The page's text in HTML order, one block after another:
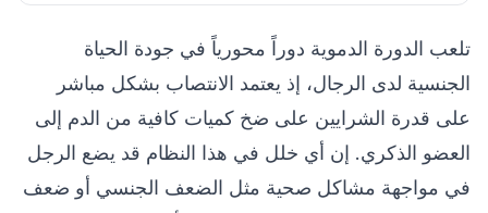
تلعب الدورة الدموية دوراً محورياً في جودة الحياة
الجنسية لدى الرجال، إذ يعتمد الانتصاب بشكل مباشر
على قدرة الشرايين على ضخ كميات كافية من الدم إلى
العضو الذكري. إن أي خلل في هذا النظام قد يضع الرجل
في مواجهة مشاكل صحية مثل الضعف الجنسي أو ضعف